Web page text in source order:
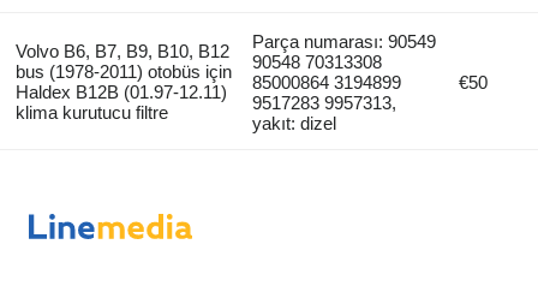
Volvo B6, B7, B9, B10, B12
bus (1978-2011) otobüs için
Haldex B12B (01.97-12.11)
klima kurutucu filtre
Parça numarası: 90549
90548 70313308
85000864 3194899
9517283 9957313,
yakıt: dizel
€50